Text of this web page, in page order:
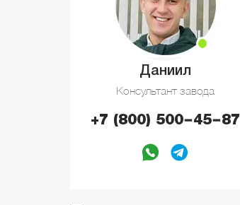
Даниил
Консультант завода
+7 (800) 500−45−87